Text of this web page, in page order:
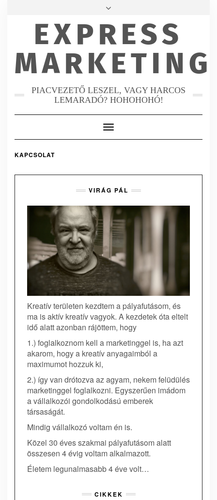
FACEBOOK
MAILINSTAGRAM
EXPRESS
MARKETING
PIACVEZETŐ LESZEL, VAGY HARCOS
LEMARADÓ? HOHOHOHÓ!
Toggle
Navigation
KAPCSOLAT
VIRÁG PÁL
Kreatív területen kezdtem a pályafutásom, és
ma is aktív kreatív vagyok. A kezdetek óta eltelt
idő alatt azonban rájöttem, hogy
1.) foglalkoznom kell a marketinggel is, ha azt
akarom, hogy a kreatív anyagaimból a
maximumot hozzuk ki,
2.) így van drótozva az agyam, nekem felüdülés
marketinggel foglalkozni. Egyszerűen imádom
a vállalkozói gondolkodású emberek
társaságát.
Mindig vállalkozó voltam én is.
Közel 30 éves szakmai pályafutásom alatt
összesen 4 évig voltam alkalmazott.
Életem legunalmasabb 4 éve volt…
CIKKEK